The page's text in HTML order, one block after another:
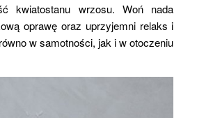
kwiatostanu wrzosu. Woń nada
oprawę oraz uprzyjemni relaks i
w samotności, jak i w otoczeniu